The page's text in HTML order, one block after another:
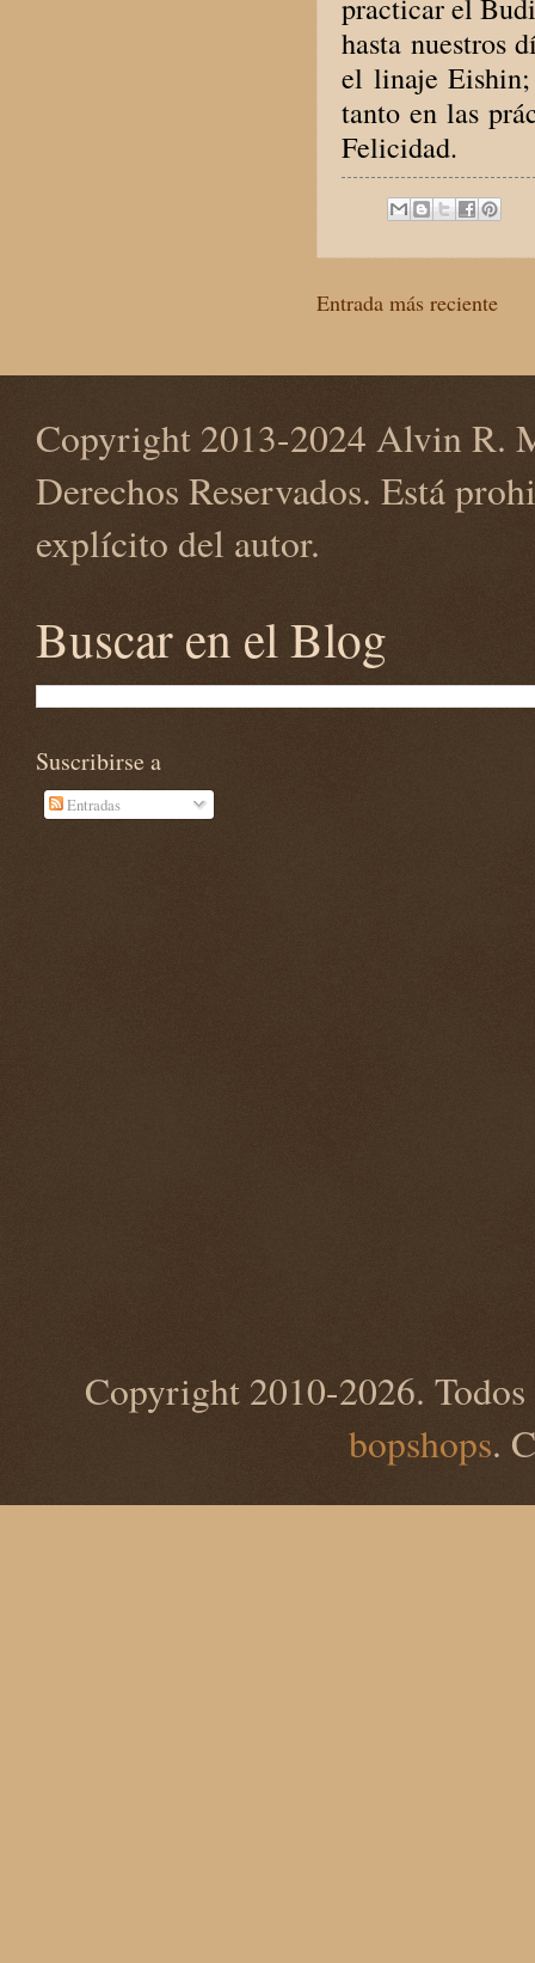
practicar el
hasta nuestros
el linaje Eishin;
tanto en las
Felicidad.
Entrada más reciente
Copyright 2013-2024 Alvin R.
Derechos Reservados. Está
explícito del autor.
Buscar en el Blog
Suscribirse a
Entradas
Copyright 2010-2026. Todos
bopshops.